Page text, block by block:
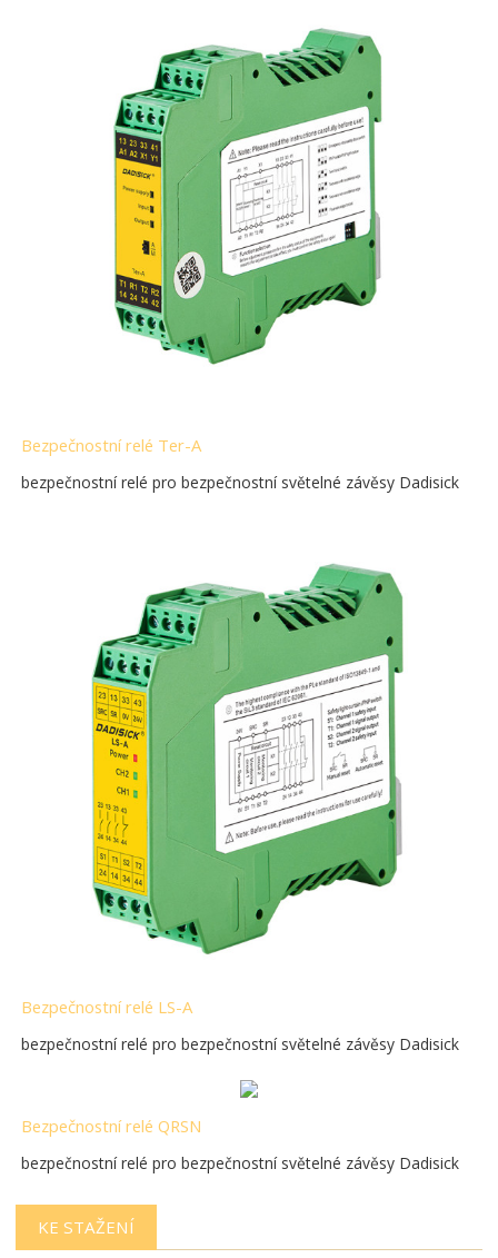
Bezpečnostní relé Ter-A
bezpečnostní relé pro bezpečnostní světelné závěsy Dadisick
Bezpečnostní relé LS-A
bezpečnostní relé pro bezpečnostní světelné závěsy Dadisick
Bezpečnostní relé QRSN
bezpečnostní relé pro bezpečnostní světelné závěsy Dadisick
KE STAŽENÍ